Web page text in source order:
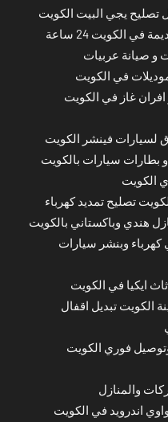
تصليح يجي البيت الكويت
الكويت 24 ساعة
و صيانة عربيات
في الكويت
غاز في الكويت
لسيارات فينشر الكويت
بطارات سيارات بالكويت
الكويت
تصليح تمديد كهرباء
هندي وباكستاني بالكويت
وبنشر سيارات
ايكيا في الكويت
الكويت تبديل اقفال
فوري الكويت
والمنازل
اندرويد في الكويت